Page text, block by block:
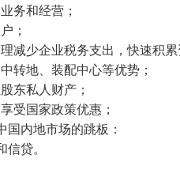
务和经营；
；
减少企业税务支出，快速积
转地、装配中心等优势；
东私人财产；
受国家政策优惠；
内地市场的跳板：
贷。